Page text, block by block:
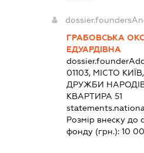
ГРАБОВСЬКА
ЕДУАРДІВНА
01103, МІСТО
ДРУЖБИ
КВАРТИРА 51
Розмір внеску до
фонду (грн.):10